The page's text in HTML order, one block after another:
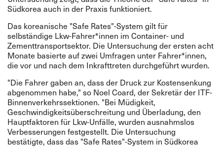
Südkorea auch in der Praxis funktioniert.
Das koreanische "Safe Rates"-System gilt für
selbständige Lkw-Fahrer*innen im Container- und
Zementtransportsektor. Die Untersuchung der ersten acht
Monate basierte auf zwei Umfragen unter Fahrer*innen,
die vor und nach dem Inkrafttreten durchgeführt wurden.
"Die Fahrer gaben an, dass der Druck zur Kostensenkung
abgenommen habe," so Noel Coard, der Sekretär der ITF-
Binnenverkehrssektionen. "Bei Müdigkeit,
Geschwindigkeitsüberschreitung und Überladung, den
Hauptfaktoren für Lkw-Unfälle, wurden ausnahmslos
Verbesserungen festgestellt. Die Untersuchung
bestätigte, dass das "Safe Rates"-System in Südkorea